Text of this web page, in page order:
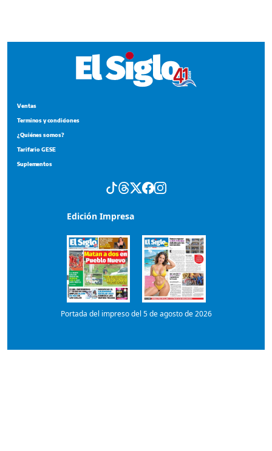
Suplementos
Portada del impreso del 5 de agosto de 2026